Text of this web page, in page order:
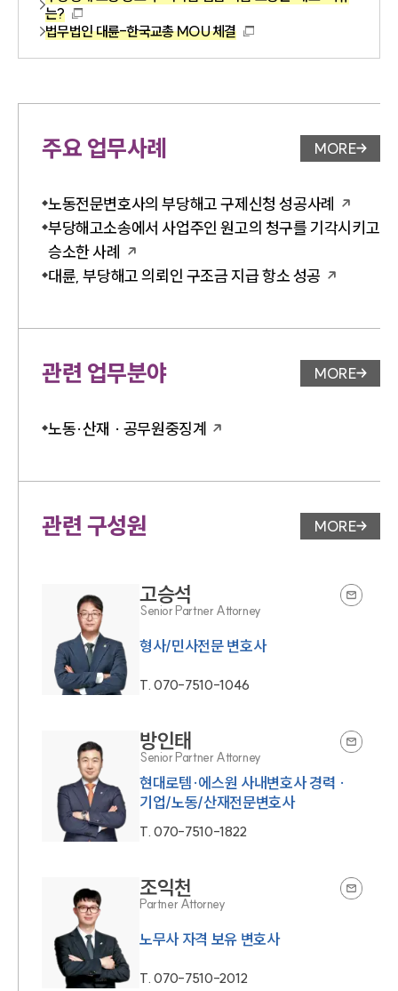
는?
법무법인 대륜-한국교총 MOU 체결
주요 업무사례 업무사례
MORE
노동전문변호사의 부당해고 구제신청 성공사례
부당해고소송에서 사업주인 원고의 청구를 기각시키고
승소한 사례
대륜, 부당해고 의뢰인 구조금 지급 항소 성공
관련 업무분야 업무분야
MORE
노동·산재 · 공무원중징계
관련 구성원 변호사 페
MORE
고승석
Senior Partner Attorney
형사/민사전문 변호사
T.070-7510-1046
방인태
Senior Partner Attorney
현대로템·에스원 사내변호사 경력 ·
기업/노동/산재전문변호사
T.070-7510-1822
조익천
Partner Attorney
노무사 자격 보유 변호사
T.070-7510-2012